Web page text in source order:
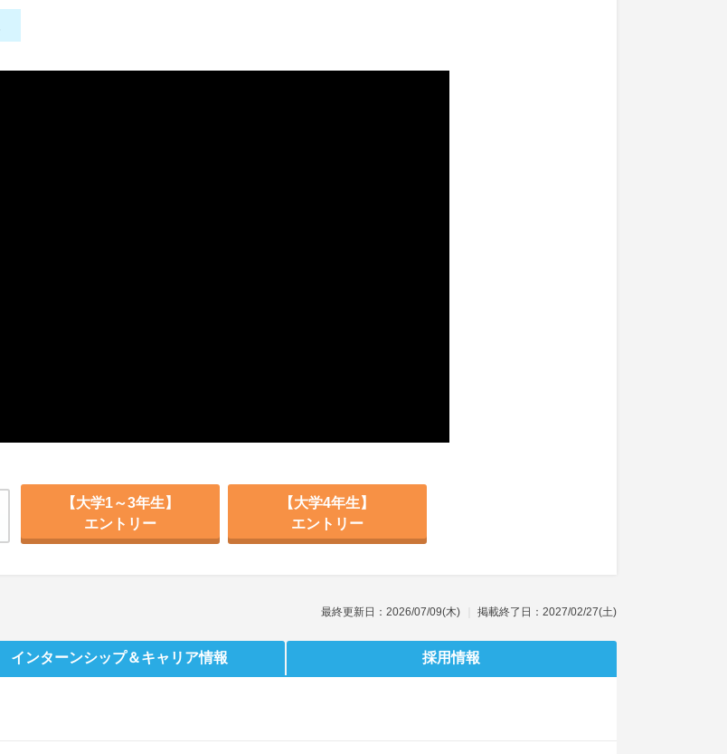
【大学1～3年生】
エントリー
【大学4年生】
エントリー
最終更新日：2026/07/09(木) 掲載終了日：2027/02/27(土)
インターンシップ＆キャリア情報 採用情報